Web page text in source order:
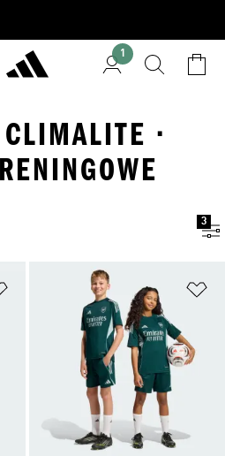
1
·
3
Dodaj do listy życzeń